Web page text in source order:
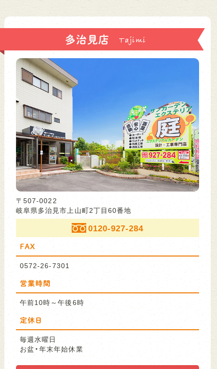
多治見店
〒507-0022
岐阜県多治見市上山町2丁目60番地
0120-927-284
FAX
0572-26-7301
営業時間
午前10時～午後6時
定休日
毎週水曜日
お盆・年末年始休業